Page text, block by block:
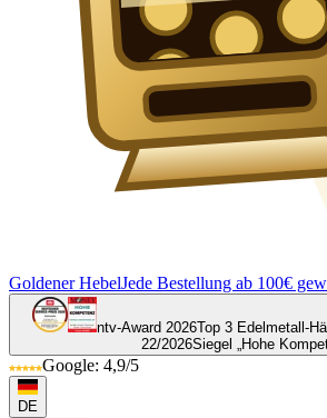
Goldener HebelJede Bestellung ab 100€
ntv-Award 2026Top 3 Edelmetall-
22/2026Siegel „Hohe
Google: 4,9/5
DE